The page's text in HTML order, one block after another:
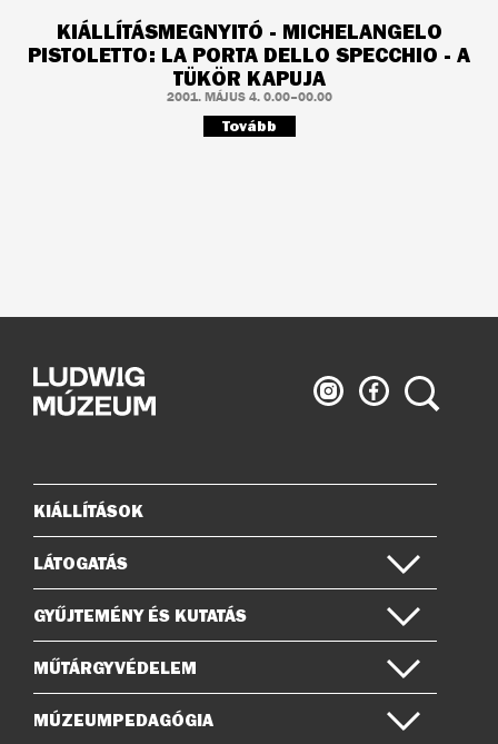
KIÁLLÍTÁSMEGNYITÓ - MICHELANGELO
PISTOLETTO: LA PORTA DELLO SPECCHIO - A
TÜKÖR KAPUJA
2001. MÁJUS 4. 0.00–00.00
Tovább
Ludwig
Múzeum
Ludwig
Múzeum
Keresés
Oldaltérkép
KIÁLLÍTÁSOK
LÁTOGATÁS
GYŰJTEMÉNY ÉS KUTATÁS
MŰTÁRGYVÉDELEM
MÚZEUMPEDAGÓGIA